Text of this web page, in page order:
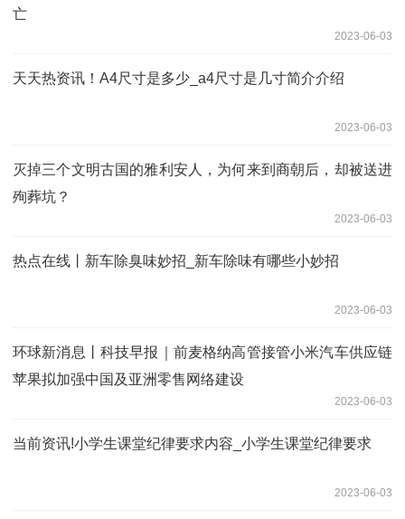
亡
2023-06-03
天天热资讯！A4尺寸是多少_a4尺寸是几寸简介介绍
2023-06-03
灭掉三个文明古国的雅利安人，为何来到商朝后，却被送进
殉葬坑？
2023-06-03
热点在线丨新车除臭味妙招_新车除味有哪些小妙招
2023-06-03
环球新消息丨科技早报｜前麦格纳高管接管小米汽车供应链
苹果拟加强中国及亚洲零售网络建设
2023-06-03
当前资讯!小学生课堂纪律要求内容_小学生课堂纪律要求
2023-06-03